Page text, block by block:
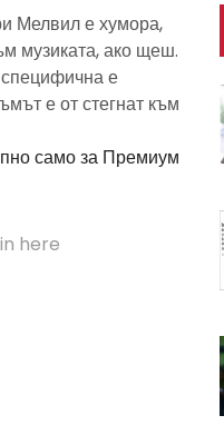
Мелвил е хумора,
музиката, ако щеш.
е
е от стегнат към
само за Премиум
here